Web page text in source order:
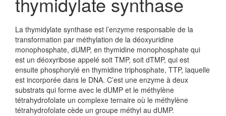
La thymidylate synthase est l’enzyme responsable de la
transformation par méthylation de la déoxyuridine
monophosphate, dUMP, en thymidine monophosphate qui
est un déoxyribose appelé soit TMP, soit dTMP, qui est
ensuite phosphorylé en thymidine triphosphate, TTP, laquelle
est incorporée dans le DNA. C’est une enzyme à deux
substrats qui forme avec le dUMP et le méthylène
tétrahydrofolate un complexe ternaire où le méthylène
tétrahydrofolate cède un groupe méthyl au dUMP.